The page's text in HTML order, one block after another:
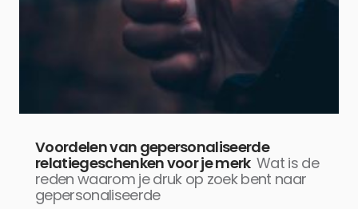
Voordelen van gepersonaliseerde
relatiegeschenken voor je merk Wat is de
reden waarom je druk op zoek bent naar
gepersonaliseerde